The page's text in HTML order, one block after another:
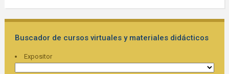
Buscador de cursos virtuales y materiales didácticos
Expositor